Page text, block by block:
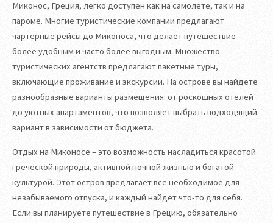
Миконос, Греция, легко доступен как на самолете, так и на
пароме. Многие туристические компании предлагают
чартерные рейсы до Миконоса, что делает путешествие
более удобным и часто более выгодным. Множество
туристических агентств предлагают пакетные туры,
включающие проживание и экскурсии. На острове вы найдете
разнообразные варианты размещения: от роскошных отелей
до уютных апартаментов, что позволяет выбрать подходящий
вариант в зависимости от бюджета.
Отдых на Миконосе – это возможность насладиться красотой
греческой природы, активной ночной жизнью и богатой
культурой. Этот остров предлагает все необходимое для
незабываемого отпуска, и каждый найдет что-то для себя.
Если вы планируете путешествие в Грецию, обязательно